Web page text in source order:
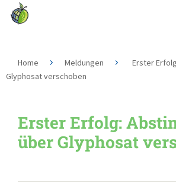
Home Meldungen
Erster
Glyphosat verschoben
Erster Erfolg:
über Glyphosat